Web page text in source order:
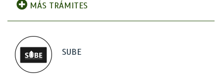
MÁS TRÁMITES
SUBE